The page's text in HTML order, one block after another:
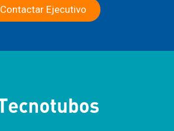
Contactar Ejecutivo